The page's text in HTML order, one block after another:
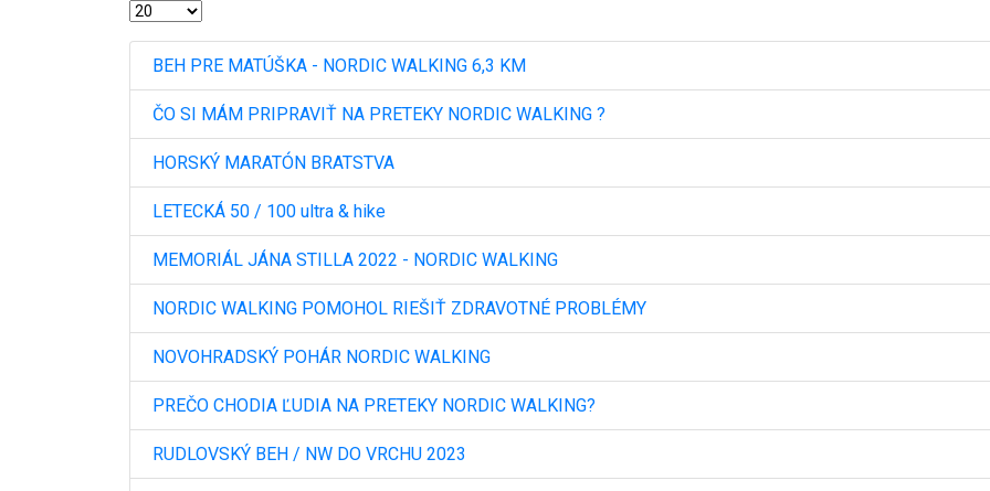
BEH PRE MATÚŠKA - NORDIC WALKING 6,3 KM
ČO SI MÁM PRIPRAVIŤ NA PRETEKY NORDIC WALKING ?
HORSKÝ MARATÓN BRATSTVA
LETECKÁ 50 / 100 ultra & hike
MEMORIÁL JÁNA STILLA 2022 - NORDIC WALKING
NORDIC WALKING POMOHOL RIEŠIŤ ZDRAVOTNÉ PROBLÉMY
NOVOHRADSKÝ POHÁR NORDIC WALKING
PREČO CHODIA ĽUDIA NA PRETEKY NORDIC WALKING?
RUDLOVSKÝ BEH / NW DO VRCHU 2023